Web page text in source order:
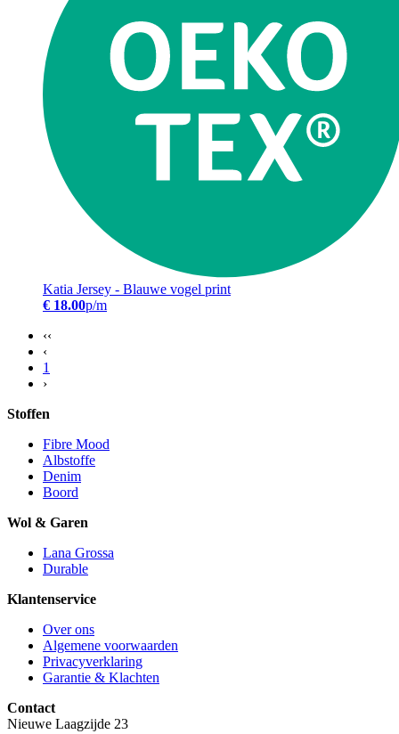
Katia Jersey - Blauwe vogel print
€ 18.00p/m
‹‹
‹
1
›
Stoffen
Fibre Mood
Albstoffe
Denim
Boord
Wol & Garen
Lana Grossa
Durable
Klantenservice
Over ons
Algemene voorwaarden
Privacyverklaring
Garantie & Klachten
Contact
Nieuwe Laagzijde 23